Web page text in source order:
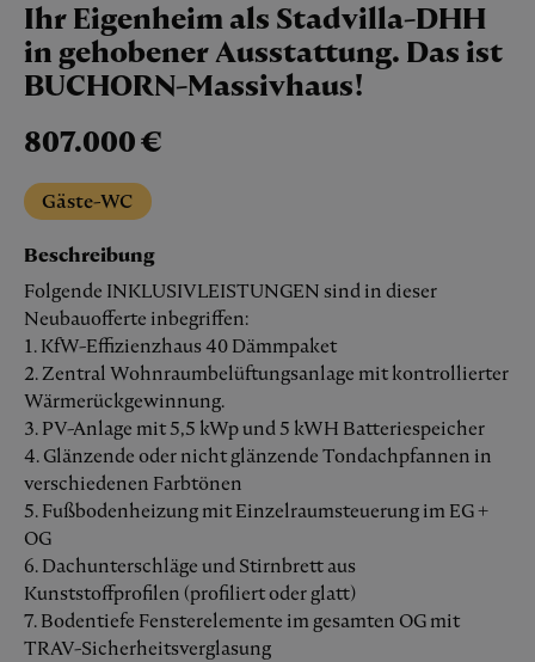
Ihr Eigenheim als Stadvilla-DHH
in gehobener Ausstattung. Das ist
BUCHORN-Massivhaus!
807.000 €
Gäste-WC
Beschreibung
Folgende INKLUSIVLEISTUNGEN sind in dieser
Neubauofferte inbegriffen:
1. KfW-Effizienzhaus 40 Dämmpaket
2. Zentral Wohnraumbelüftungsanlage mit kontrollierter
Wärmerückgewinnung.
3. PV-Anlage mit 5,5 kWp und 5 kWH Batteriespeicher
4. Glänzende oder nicht glänzende Tondachpfannen in
verschiedenen Farbtönen
5. Fußbodenheizung mit Einzelraumsteuerung im EG +
OG
6. Dachunterschläge und Stirnbrett aus
Kunststoffprofilen (profiliert oder glatt)
7. Bodentiefe Fensterelemente im gesamten OG mit
TRAV-Sicherheitsverglasung